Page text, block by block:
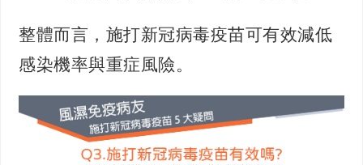
整體而言，施打新冠病毒疫苗可有效減低
感染機率與重症風險。